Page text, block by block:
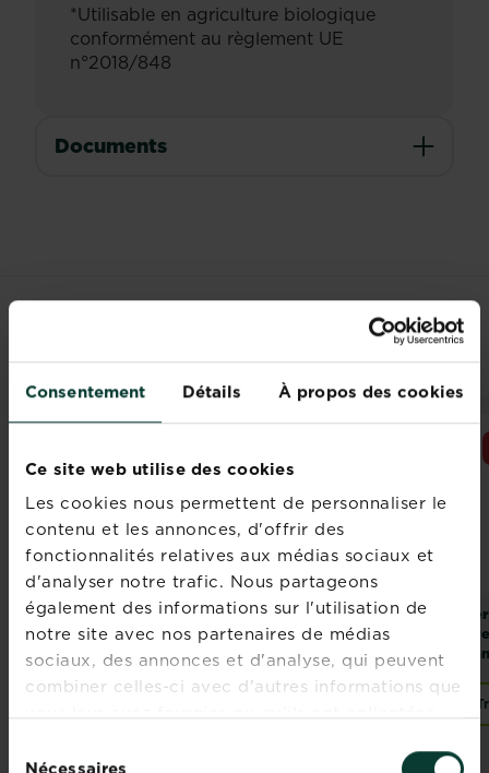
Consentement Détails À propos des cookies
Ce site web utilise des cookies
Les cookies nous permettent de personnaliser le
contenu et les annonces, d'offrir des
fonctionnalités relatives aux médias sociaux et
d'analyser notre trafic. Nous partageons
également des informations sur l'utilisation de
notre site avec nos partenaires de médias
sociaux, des annonces et d'analyse, qui peuvent
combiner celles-ci avec d'autres informations que
vous leur avez fournies ou qu'ils ont collectées
Nécessaires
*Utilisable en agriculture biologique
conformément au règlement UE
n°2018/848
Documents
PRODUITS ASSOCIÉS
KB terreau plantes
fleuries et
géraniums sans
tourbe
KB terreau
rempotage sans
tourbe